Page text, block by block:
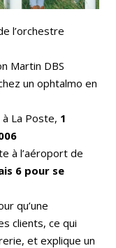
l’orchestre
Martin DBS
un ophtalmo en
La Poste, 1
à l’aéroport de
6 pour se
qu’une
clients, ce qui
et explique un